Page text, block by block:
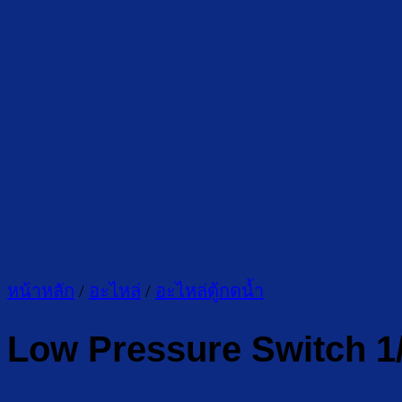
หน้าหลัก / อะไหล่ / อะไหล่ตู้กดน้ำ
Low Pressure Switch